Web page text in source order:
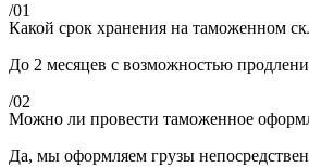
/01
Какой срок хранения на таможенном
До 2 месяцев с возможностью
/02
Можно ли провести таможенное
Да, мы оформляем грузы